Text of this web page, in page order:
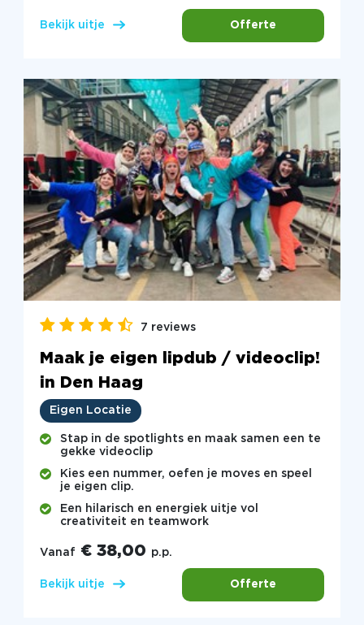
Bekijk uitje Offerte
7 reviews
Maak je eigen lipdub / videoclip!
in Den Haag
Eigen Locatie
Stap in de spotlights en maak samen een te
gekke videoclip
Kies een nummer, oefen je moves en speel
je eigen clip.
Een hilarisch en energiek uitje vol
creativiteit en teamwork
Vanaf € 38,00 p.p.
Bekijk uitje Offerte